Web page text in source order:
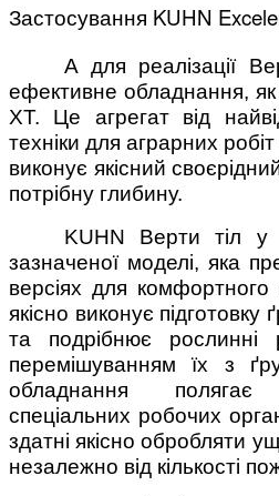
Застосування KUHN
А для реалізації
ефективне обладнання,
XT. Це агрегат від
техніки для аграрних
виконує якісний
потрібну глибину.
KUHN Верти тіл у
зазначеної моделі, яка
версіях для комфортного
якісно виконує підготовку
та подрібнює
перемішуванням їх з
обладнання
спеціальних робочих
здатні якісно обробляти
незалежно від кількості